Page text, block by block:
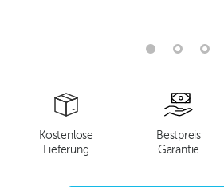
Kostenlose
Lieferung
Bestpreis
Garantie